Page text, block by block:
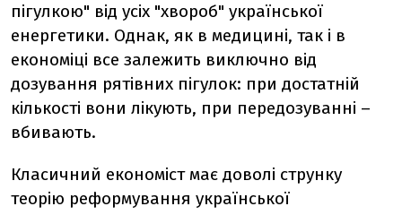
пігулкою" від усіх "хвороб" української
енергетики. Однак, як в медицині, так і в
економіці все залежить виключно від
дозування рятівних пігулок: при достатній
кількості вони лікують, при передозуванні –
вбивають.
Класичний економіст має доволі струнку
теорію реформування української